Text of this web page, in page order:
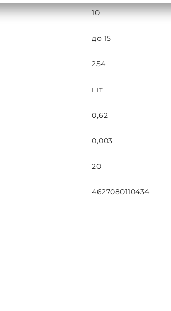
10
до 15
254
шт
0,62
0,003
20
4627080110434